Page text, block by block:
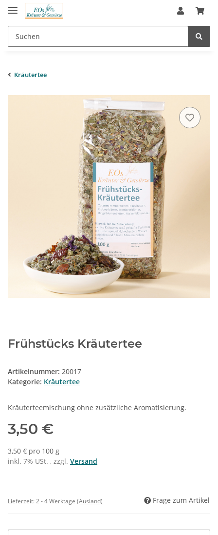
Kräutertee
Frühstücks Kräutertee
Artikelnummer: 20017
Kategorie: Kräutertee
Kräuterteemischung ohne zusätzliche Aromatisierung.
3,50 €
3,50 € pro 100 g
inkl. 7% USt. , zzgl. Versand
Lieferzeit:2 - 4 Werktage (Ausland) Frage zum Artikel